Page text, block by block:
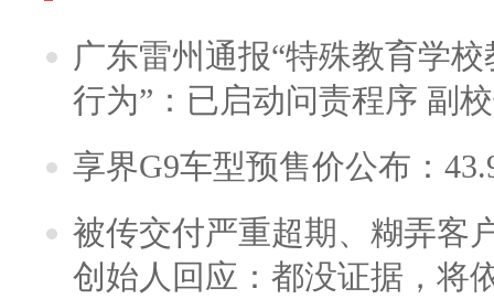
广东雷州通报“特殊教育学
行为”：已启动问责程序 副
享界G9车型预售价公布：
被传交付严重超期、糊弄客
创始人回应：都没证据，将